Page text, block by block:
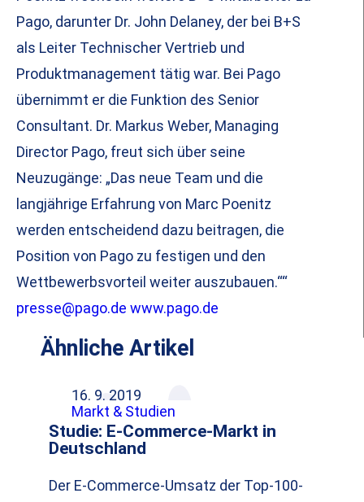
Pago, darunter Dr. John Delaney, der bei B+S
als Leiter Technischer Vertrieb und
Produktmanagement tätig war. Bei Pago
übernimmt er die Funktion des Senior
Consultant. Dr. Markus Weber, Managing
Director Pago, freut sich über seine
Neuzugänge: „Das neue Team und die
langjährige Erfahrung von Marc Poenitz
werden entscheidend dazu beitragen, die
Position von Pago zu festigen und den
Wettbewerbsvorteil weiter auszubauen.““
presse@pago.de www.pago.de
Ähnliche Artikel
16. 9. 2019
Markt & Studien
Studie: E-Commerce-Markt in
Deutschland
Der E-Commerce-Umsatz der Top-100-